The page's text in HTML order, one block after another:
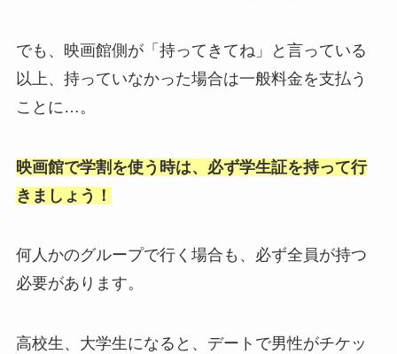
でも、映画館側が「持ってきてね」と言っている
以上、持っていなかった場合は一般料金を支払う
ことに…。
映画館で学割を使う時は、必ず学生証を持って行
きましょう！
何人かのグループで行く場合も、必ず全員が持つ
必要があります。
高校生、大学生になると、デートで男性がチケッ